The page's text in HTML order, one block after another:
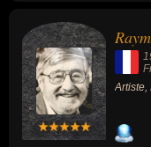
Artiste,